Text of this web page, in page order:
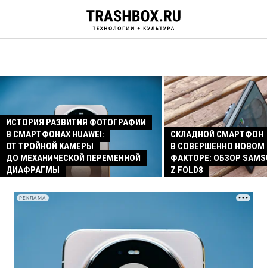
ИСТОРИЯ РАЗВИТИЯ ФОТОГРАФИИ
В СМАРТФОНАХ HUAWEI:
ОТ ТРОЙНОЙ КАМЕРЫ
ДО МЕХАНИЧЕСКОЙ ПЕРЕМЕННОЙ
ДИАФРАГМЫ
СКЛАДНОЙ СМАРТФОН
В СОВЕРШЕННО
ФАКТОРЕ: ОБЗОР
Z FOLD8
РЕКЛАМА